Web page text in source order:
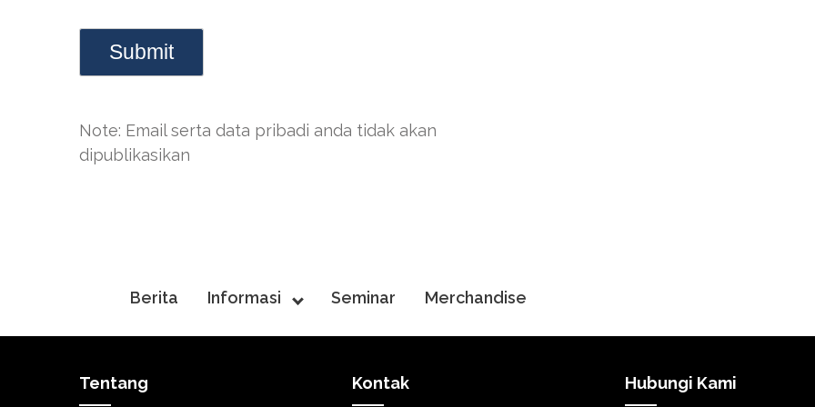
Note: Email serta data pribadi anda tidak akan
dipublikasikan
Berita Informasi Seminar Merchandise
Tentang Kontak Hubungi Kami